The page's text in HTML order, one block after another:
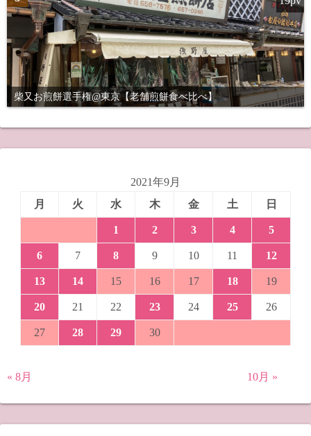
柴又お煎餅選手権@東京【老舗煎餅食べ比べ】
2021年9月
月
火 水 木 金 土 日
1 2 3 4 5
6 7 8 9 10 11 12
13 14 15 16 17 18 19
20 21 22 23 24 25 26
27 28 29 30
« 8月 10月 »